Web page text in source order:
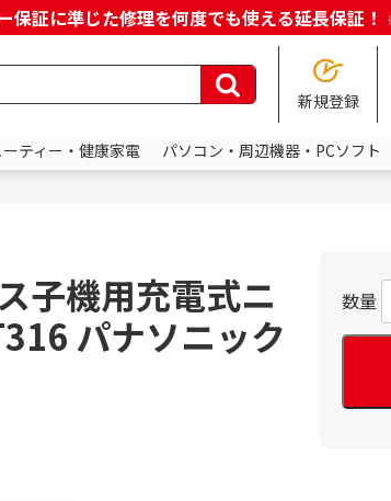
証に準じた修理を何度でも使える延長保証！
新規登録
ーティー・健康家電 パソコン・周辺機器・PCソフト
子機用充電式ニ
パナソニック
数量